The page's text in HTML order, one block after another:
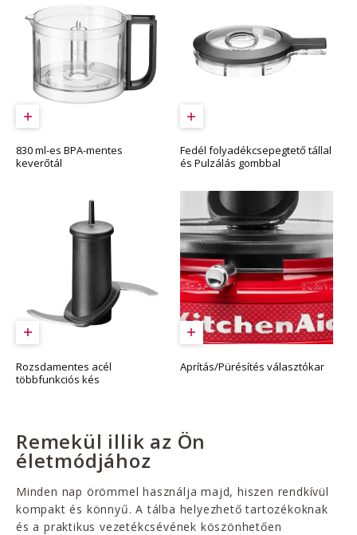
830 ml-es BPA-mentes
keverőtál
Fedél folyadékcsepegtető tállal
és Pulzálás gombbal
Rozsdamentes acél
többfunkciós kés
Aprítás/Pürésítés választókar
Remekül illik az Ön
életmódjához
Minden nap örömmel használja majd, hiszen rendkívül
kompakt és könnyű. A tálba helyezhető tartozékoknak
és a praktikus vezetékcsévének köszönhetően